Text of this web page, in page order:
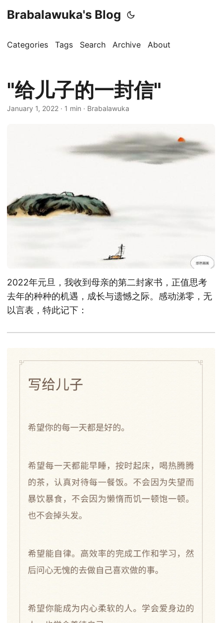
Brabalawuka's Blog
Categories Tags Search Archive About
"给儿子的一封信"
January 1, 2022 · 1 min · Brabalawuka
2022年元旦，我收到母亲的第二封家书，正值思考
去年的种种的机遇，成长与遗憾之际。感动涕零，无
以言表，特此记下：